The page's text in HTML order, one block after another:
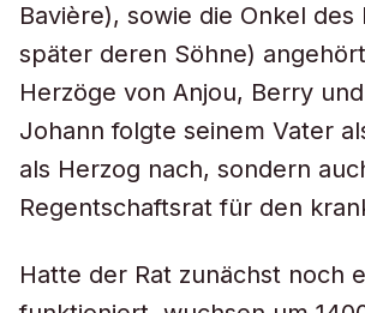
Bavière), sowie die Onkel des
später deren Söhne)
Herzöge von Anjou, Berry
Johann folgte seinem Vater
als Herzog nach, sondern
Regentschaftsrat für den
Hatte der Rat zunächst noch